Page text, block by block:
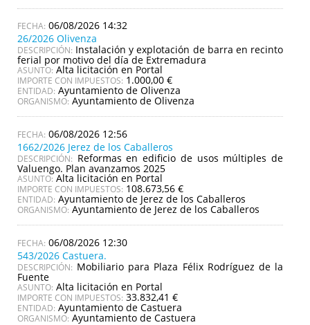
06/08/2026 14:32
26/2026 Olivenza
DESCRIPCIÓN: Instalación y explotación de barra en recinto
ferial por motivo del día de Extremadura
ASUNTO: Alta licitación en Portal
IMPORTE CON IMPUESTOS: 1.000,00 €
ENTIDAD: Ayuntamiento de Olivenza
ORGANISMO: Ayuntamiento de Olivenza
06/08/2026 12:56
1662/2026 Jerez de los Caballeros
DESCRIPCIÓN: Reformas en edificio de usos múltiples de
Valuengo. Plan avanzamos 2025
ASUNTO: Alta licitación en Portal
IMPORTE CON IMPUESTOS: 108.673,56 €
ENTIDAD: Ayuntamiento de Jerez de los Caballeros
ORGANISMO: Ayuntamiento de Jerez de los Caballeros
06/08/2026 12:30
543/2026 Castuera.
DESCRIPCIÓN: Mobiliario para Plaza Félix Rodríguez de la
Fuente
ASUNTO: Alta licitación en Portal
IMPORTE CON IMPUESTOS: 33.832,41 €
ENTIDAD: Ayuntamiento de Castuera
ORGANISMO: Ayuntamiento de Castuera